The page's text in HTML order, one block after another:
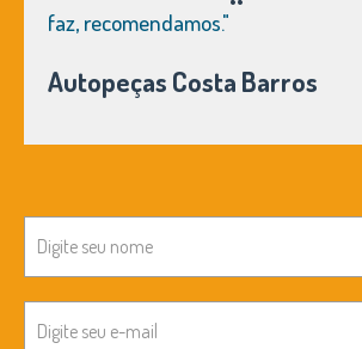
faz, recomendamos."
Autopeças Costa Barros